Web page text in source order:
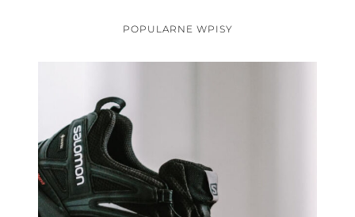
POPULARNE WPISY